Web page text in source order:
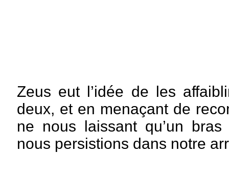
Zeus eut l’idée de les
deux, et en menaçant de
ne nous laissant qu’un
nous persistions dans notre